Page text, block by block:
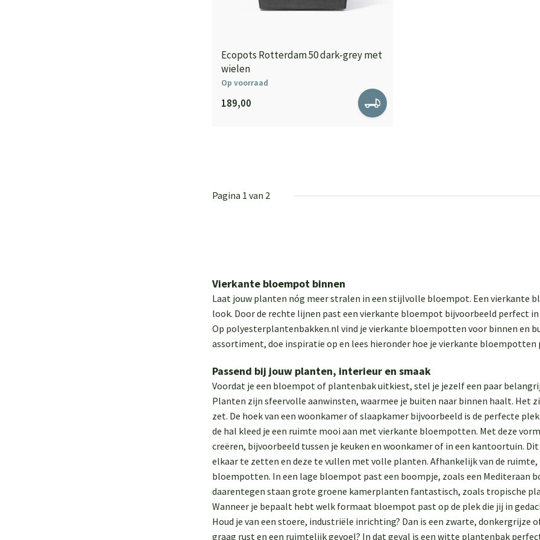
Ecopots Rotterdam 50 dark-grey met
wielen
Op voorraad
189,00
Pagina 1 van 2
Vierkante bloempot binnen
Laat jouw planten nóg meer stralen in een stijlvolle bloempot. Een vierkante
look. Door de rechte lijnen past een vierkante bloempot bijvoorbeeld perfect
Op polyesterplantenbakken.nl vind je vierkante bloempotten voor binnen en
assortiment, doe inspiratie op en lees hieronder hoe je vierkante
Passend bij jouw planten, interieur en smaak
Voordat je een bloempot of plantenbak uitkiest, stel je jezelf een paar
Planten zijn sfeervolle aanwinsten, waarmee je buiten naar binnen haalt. Het
zet. De hoek van een woonkamer of slaapkamer bijvoorbeeld is de perfecte
de hal kleed je een ruimte mooi aan met vierkante bloempotten. Met deze
creëren, bijvoorbeeld tussen je keuken en woonkamer of in een kantoortuin.
elkaar te zetten en deze te vullen met volle planten. Afhankelijk van de
bloempotten. In een lage bloempot past een boompje, zoals een Mediteraan
daarentegen staan grote groene kamerplanten fantastisch, zoals tropische
Wanneer je bepaalt hebt welk formaat bloempot past op de plek die jij in
Houd je van een stoere, industriële inrichting? Dan is een zwarte,
graag rust en een ruimtelijk gevoel? In dat geval is een witte plantenbak